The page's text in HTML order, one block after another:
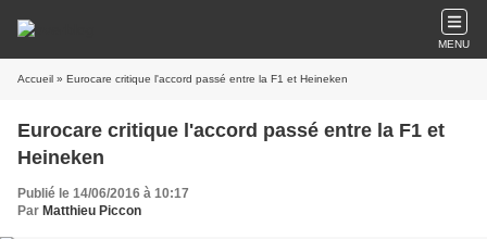
MENU
Accueil » Eurocare critique l'accord passé entre la F1 et Heineken
Eurocare critique l'accord passé entre la F1 et
Heineken
Publié le 14/06/2016 à 10:17
Par Matthieu Piccon